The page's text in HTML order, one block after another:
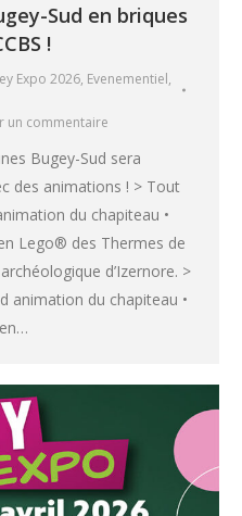
Sud en briques
!
Expo 2026, Evenementiel,
un commentaire
Bugey-Sud sera
des animations ! > Tout
du chapiteau •
Lego® des Thermes de
d’Izernore. >
animation du chapiteau •